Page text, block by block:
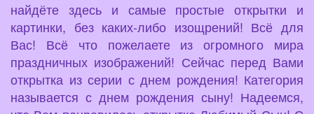
найдёте здесь и самые простые открытки и
картинки, без каких-либо изощрений! Всё для
Вас! Всё что пожелаете из огромного мира
праздничных изображений! Сейчас перед Вами
открытка из серии с днем рождения! Категория
называется с днем рождения сыну! Надеемся,